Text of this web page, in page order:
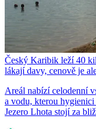
Český Karibik leží 40
lákají davy, cenově je
Areál nabízí celodenní
a vodu, kterou
Jezero Lhota stojí za